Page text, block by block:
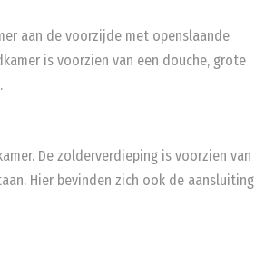
aan de voorzijde met openslaande
is voorzien van een douche, grote
De zolderverdieping is voorzien van
Hier bevinden zich ook de aansluiting